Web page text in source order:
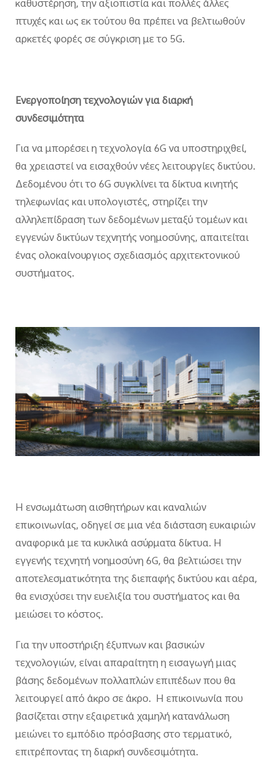
καθυστέρηση, την αξιοπιστία και πολλές άλλες
πτυχές και ως εκ τούτου θα πρέπει να βελτιωθούν
αρκετές φορές σε σύγκριση με το 5G.
Ενεργοποίηση τεχνολογιών για διαρκή
συνδεσιμότητα
Για να μπορέσει η τεχνολογία 6G να υποστηριχθεί,
θα χρειαστεί να εισαχθούν νέες λειτουργίες δικτύου.
Δεδομένου ότι το 6G συγκλίνει τα δίκτυα κινητής
τηλεφωνίας και υπολογιστές, στηρίζει την
αλληλεπίδραση των δεδομένων μεταξύ τομέων και
εγγενών δικτύων τεχνητής νοημοσύνης, απαιτείται
ένας ολοκαίνουργιος σχεδιασμός αρχιτεκτονικού
συστήματος.
Η ενσωμάτωση αισθητήρων και καναλιών
επικοινωνίας, οδηγεί σε μια νέα διάσταση ευκαιριών
αναφορικά με τα κυκλικά ασύρματα δίκτυα. H
εγγενής τεχνητή νοημοσύνη 6G, θα βελτιώσει την
αποτελεσματικότητα της διεπαφής δικτύου και αέρα,
θα ενισχύσει την ευελιξία του συστήματος και θα
μειώσει το κόστος.
Για την υποστήριξη έξυπνων και βασικών
τεχνολογιών, είναι απαραίτητη η εισαγωγή μιας
βάσης δεδομένων πολλαπλών επιπέδων που θα
λειτουργεί από άκρο σε άκρο. Η επικοινωνία που
βασίζεται στην εξαιρετικά χαμηλή κατανάλωση
μειώνει το εμπόδιο πρόσβασης στο τερματικό,
επιτρέποντας τη διαρκή συνδεσιμότητα.